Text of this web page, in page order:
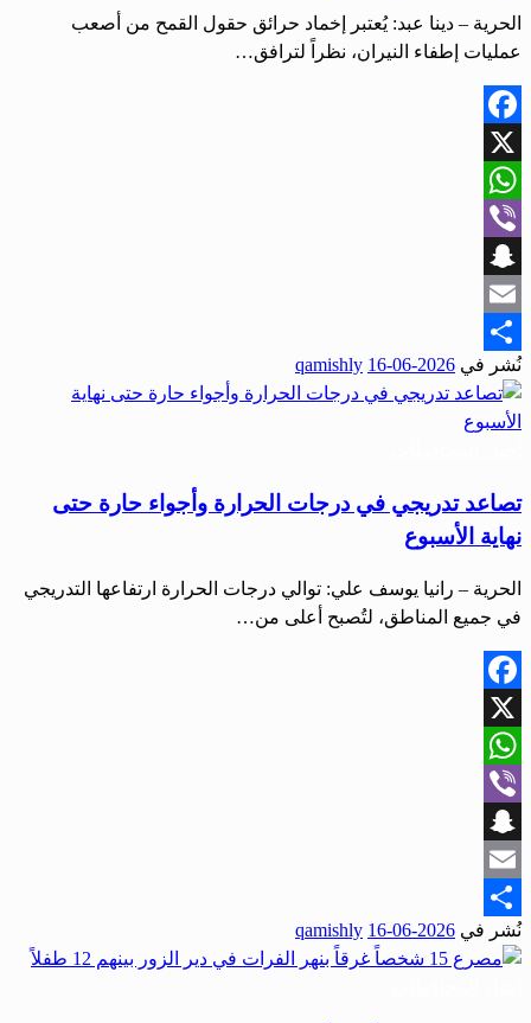
الحرية – دينا عبد: يُعتبر إخماد حرائق حقول القمح من أصعب
عمليات إطفاء النيران، نظراً لترافق…
Facebook
X
WhatsApp
Viber
Snapchat
Email
Share
نُشر في 2026-06-16
qamishly
تصاعد تدريجي في درجات الحرارة وأجواء حارة حتى
نهاية الأسبوع
الحرية – رانيا يوسف علي: توالي درجات الحرارة ارتفاعها التدريجي
في جميع المناطق، لتُصبح أعلى من…
Facebook
X
WhatsApp
Viber
Snapchat
Email
Share
نُشر في 2026-06-16
qamishly